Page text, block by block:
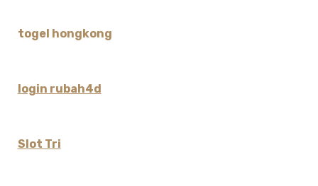
togel hongkong
login rubah4d
Slot Tri